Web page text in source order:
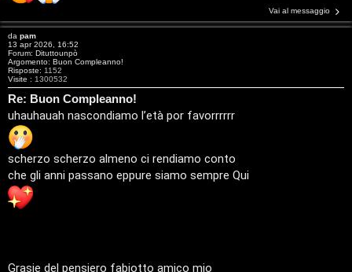
t
i
v
i
C
e
c
Vai al messaggio
da pam
13 apr 2026, 16:52
Forum: Dituttounpò
Argomento: Buon Compleanno!
Risposte: 1152
Visite : 1300532
Re: Buon Compleanno!
uhauhauah nascondiamo l’età por favorrrrrr
scherzo scherzo almeno ci rendiamo conto
che gli anni passano eppure siamo sempre Qui
Grasie del pensiero fabiotto amico mio
i
c
a
:
C
D
/
V
n